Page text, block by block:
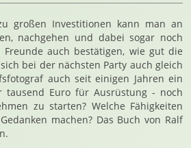
großen Investitionen kann man an
nachgehen und dabei sogar noch
auch bestätigen, wie gut die
bei der nächsten Party auch gleich
auch seit einigen Jahren ein
Euro für Ausrüstung - noch
zu starten? Welche Fähigkeiten
machen? Das Buch von Ralf